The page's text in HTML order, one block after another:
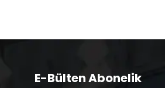
E-Bülten Abonelik